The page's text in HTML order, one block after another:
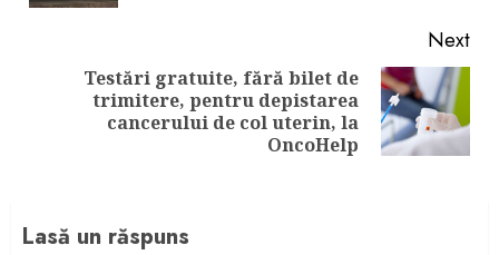
Next
Testări gratuite, fără bilet de
trimitere, pentru depistarea
cancerului de col uterin, la
OncoHelp
Lasă un răspuns